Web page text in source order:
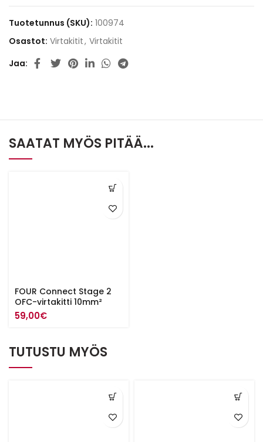
Tuotetunnus (SKU): 100974
Osastot: Virtakitit, Virtakitit
Jaa
SAATAT MYÖS PITÄÄ...
FOUR Connect Stage 2
OFC-virtakitti 10mm²
59,00€
TUTUSTU MYÖS